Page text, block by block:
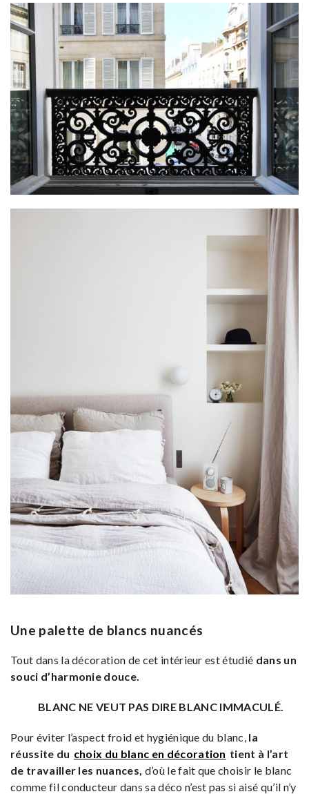
Une palette de blancs nuancés
Tout dans la décoration de cet intérieur est étudié dans un
souci d’harmonie douce.
BLANC NE VEUT PAS DIRE BLANC IMMACULÉ.
Pour éviter l’aspect froid et hygiénique du blanc, la
réussite du choix du blanc en décoration tient à l’art
de travailler les nuances, d’où le fait que choisir le blanc
comme fil conducteur dans sa déco n’est pas si aisé qu’il n’y